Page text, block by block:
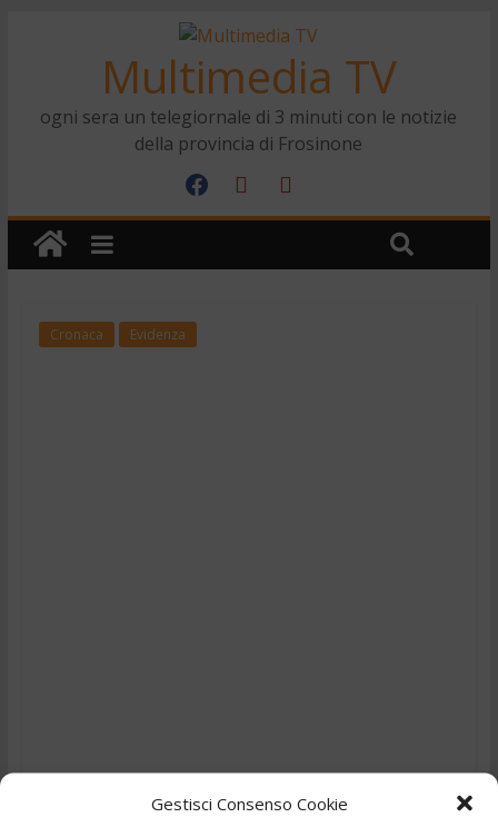
Gestisci Consenso Cookie
Multimedia TV
ogni sera un telegiornale di 3 minuti con le notizie
della provincia di Frosinone
Cronaca Evidenza